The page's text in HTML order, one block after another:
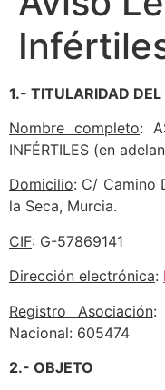
1.- TITULARIDAD DEL
Nombre completo:
INFÉRTILES (en
Domicilio: C/ Camino
la Seca, Murcia.
CIF: G-57869141
Dirección electrónica:
Registro Asociación:
Nacional: 605474
2.- OBJETO